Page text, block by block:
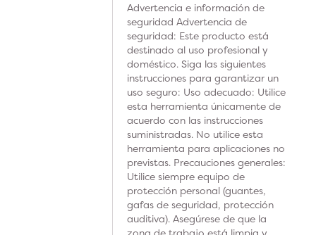
Advertencia e información de
seguridad Advertencia de
seguridad: Este producto está
destinado al uso profesional y
doméstico. Siga las siguientes
instrucciones para garantizar un
uso seguro: Uso adecuado: Utilice
esta herramienta únicamente de
acuerdo con las instrucciones
suministradas. No utilice esta
herramienta para aplicaciones no
previstas. Precauciones generales:
Utilice siempre equipo de
protección personal (guantes,
gafas de seguridad, protección
auditiva). Asegúrese de que la